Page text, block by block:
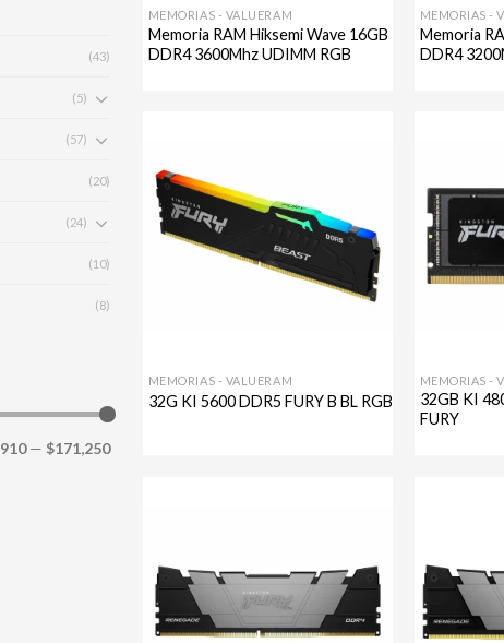
(43)
(5)
(57)
(20)
(24)
(10)
(8)
— $171,250
MEMORIAS - VALUERAM
Memoria RAM Hiksemi Wave 16GB
DDR4 3600Mhz UDIMM RGB
MEMORIAS -
Memoria
DDR4
deseos
MEMORIAS - VALUERAM
32G KI 5600 DDR5 FURY B BL RGB
MEMORIAS -
32GB KI
FURY
lista de
deseos